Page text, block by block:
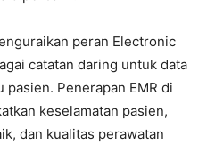
peran Electronic
catatan daring untuk data
Penerapan EMR di
keselamatan pasien,
dan kualitas perawatan